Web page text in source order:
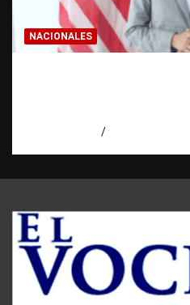
NACIONALES